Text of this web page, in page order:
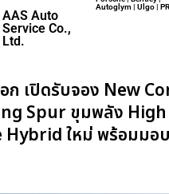
AAS Auto
Service Co.,
Ltd.
Autoglym | Ulgo |
ก เปิดรับจอง New
Spur ขุมพลัง High
ใหม่ พร้อมมอ